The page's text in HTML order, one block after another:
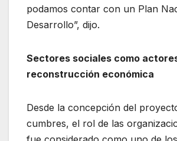
podamos contar con un Plan
Desarrollo”, dijo.
Sectores sociales como
reconstrucción económica
Desde la concepción del
cumbres, el rol de las